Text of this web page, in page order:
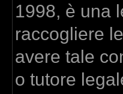
1998, è una
raccogliere
avere tale
o tutore